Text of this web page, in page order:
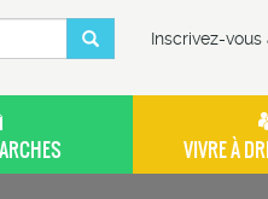
Inscrivez-
VIVRE À